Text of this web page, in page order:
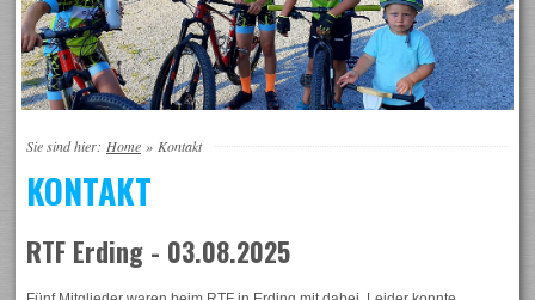
Sie sind hier: Home » Kontakt
KONTAKT
RTF Erding - 03.08.2025